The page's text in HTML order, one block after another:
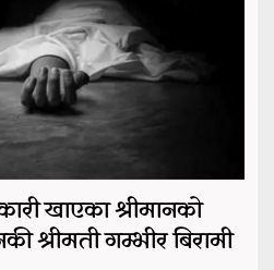
खाएका श्रीमानको
श्रीमती गम्भीर बिरामी